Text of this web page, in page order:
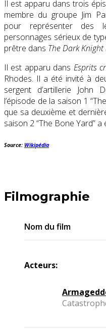
Il est apparu dans trois
membre du groupe Jim
pour représenter des
personnages sérieux de
prêtre dans The Dark Knight
Il est apparu dans Esprits
Rhodes. Il a été invité à
sergent d’artillerie John
l’épisode de la saison 1
que sa deuxième et
saison 2 “The Bone Yard” a
Source: Wikipédia
Filmographie
Nom du film
Acteurs: